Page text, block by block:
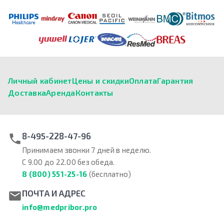
Личный кабинетЦены и скидкиОплатаГарантия
ДоставкаАрендаКонтакты
8-495-228-47-96
Принимаем звонки 7 дней в неделю.
С 9.00 до 22.00 без обеда.
8 (800) 551-25-16 (бесплатно)
ПОЧТА И АДРЕС
info@medpribor.pro